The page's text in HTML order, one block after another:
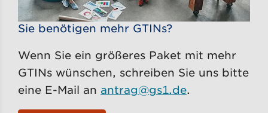
Sie benötigen mehr GTINs?
Wenn Sie ein größeres Paket mit mehr
GTINs wünschen, schreiben Sie uns bitte
eine E-Mail an antrag@gs1.de.